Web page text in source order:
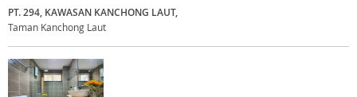
PT. 294, KAWASAN KANCHONG LAUT,
Taman Kanchong Laut